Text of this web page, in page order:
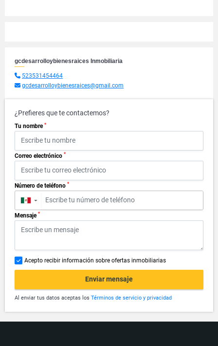
gcdesarrolloybienesraices Inmobiliaria
523531454464
gcdesarrolloybienesraices@gmail.com
¿Prefieres que te contactemos?
Tu nombre *
Correo electrónico *
Número de teléfono *
▼
Mensaje *
Acepto recibir información sobre ofertas inmobiliarias
Enviar mensaje
Al enviar tus datos aceptas los Términos de servicio y privacidad